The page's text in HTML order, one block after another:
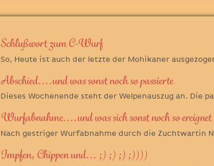
Schlußwort zum C-Wurf
So, Heute ist auch der letzte der Mohikaner
Abschied....und was sonst noch so passierte
Dieses Wochenende steht der Welpenauszug an. Die
Wurfabnahme....und was sich sonst noch so
Nach gestriger Wurfabnahme durch die Zuchtwartin
Impfen, Chippen und... ;) ;) ;) ;))))